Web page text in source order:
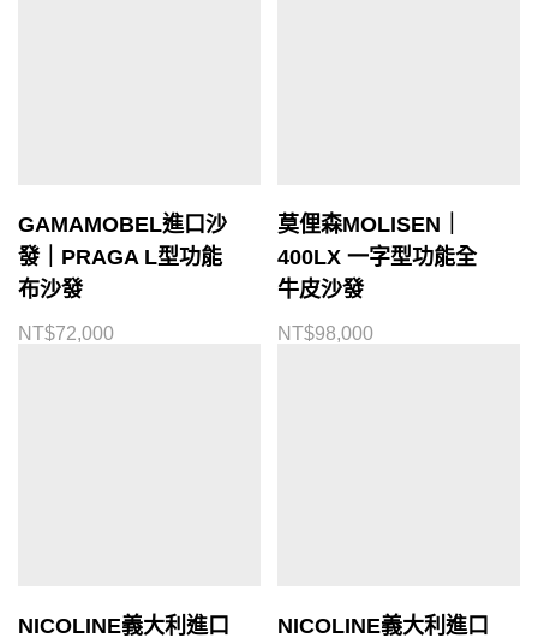
GAMAMOBEL進口沙
發｜PRAGA L型功能
布沙發
NT$72,000
莫俚森MOLISEN｜
400LX 一字型功能全
牛皮沙發
NT$98,000
NICOLINE義大利進口
NICOLINE義大利進口